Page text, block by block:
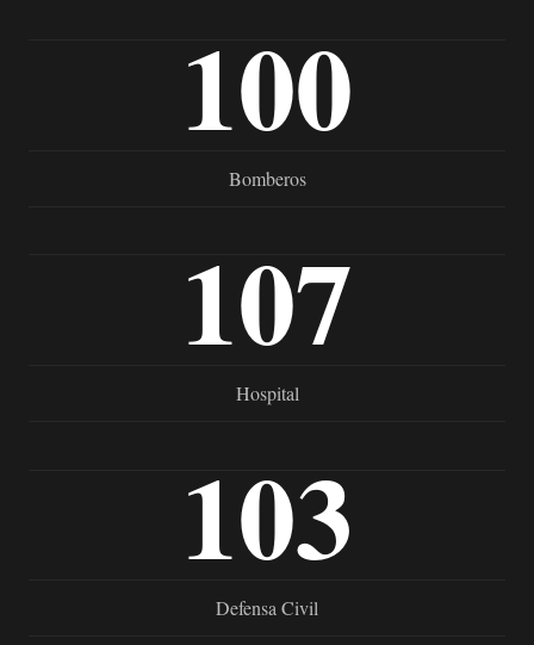
100
Bomberos
107
Hospital
103
Defensa Civil